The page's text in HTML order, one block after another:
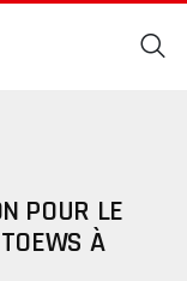
POUR LE
À